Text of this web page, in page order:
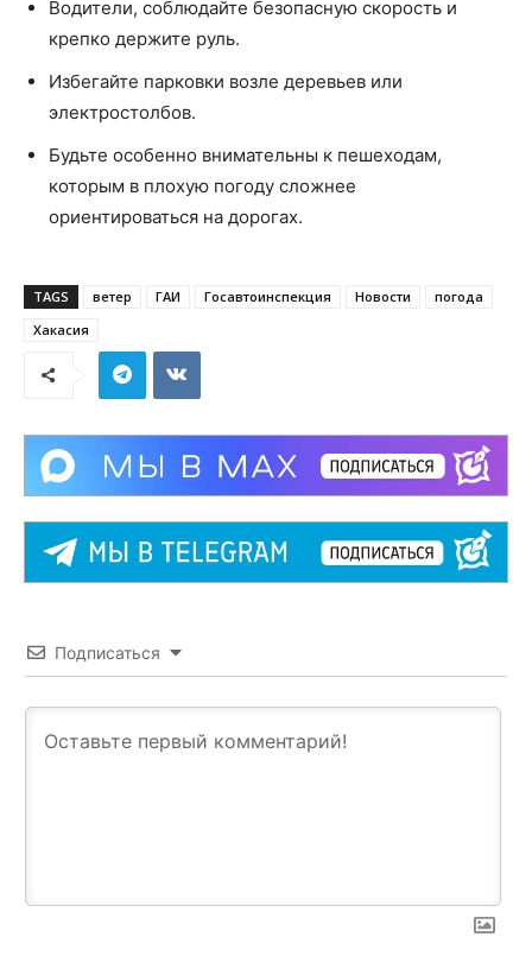
Водители, соблюдайте безопасную скорость и
крепко держите руль.
Избегайте парковки возле деревьев или
электростолбов.
Будьте особенно внимательны к пешеходам,
которым в плохую погоду сложнее
ориентироваться на дорогах.
TAGS ветер ГАИ Госавтоинспекция Новости
погода
Хакасия
Подписаться